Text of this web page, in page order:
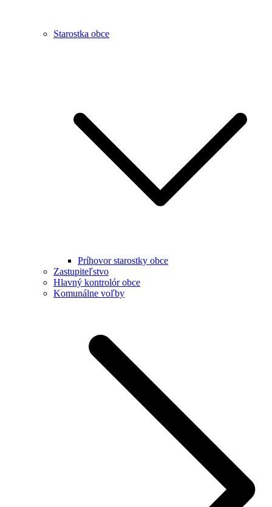
Starostka obce
Príhovor starostky obce
Zastupiteľstvo
Hlavný kontrolór obce
Komunálne voľby